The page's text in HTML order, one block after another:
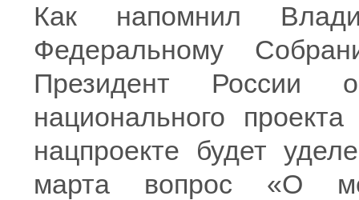
Как напомнил
Федеральному
Президент России
национального
нацпроекте будет
марта вопрос «О